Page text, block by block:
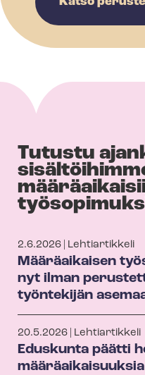
Tutustu
2.6.2026 | Lehtiartikkeli
Määräaikaisen
nyt ilman
työntekijän
20.5.2026 | Lehtiartikkeli
Eduskunta päätti